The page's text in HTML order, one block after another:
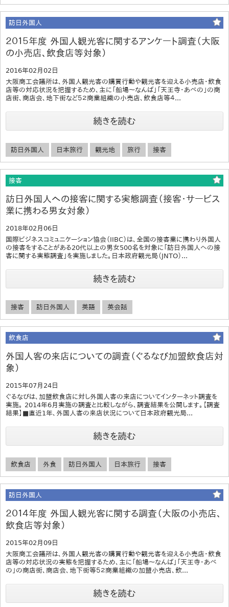
訪日外国人
２０１５年度 外国人観光客に関するアンケート調査（大阪
の小売店、飲食店等対象）
2016年02月02日
大阪商工会議所は、外国人観光客の購買行動や観光客を迎える小売店・飲食
店等の対応状況を把握するため、主に「船場～なんば」「天王寺・あべの」の商
店街、商店会、地下街など５２商業組織の小売店、飲食店等４...
続きを読む
訪日外国人 日本旅行 観光地 旅行 接客
接客
訪日外国人への接客に関する実態調査（接客・サービス
業に携わる男女対象）
2018年02月06日
国際ビジネスコミュニケーション協会（IIBC）は、全国の接客業に携わり外国人
の接客をすることがある20代以上の男女500名を対象に「訪日外国人への接
客に関する実態調査」を実施しました。日本政府観光局（JNTO）...
続きを読む
接客 訪日外国人 英語 英会話
飲食店
外国人客の来店についての調査（ぐるなび加盟飲食店対
象）
2015年07月24日
ぐるなびは、加盟飲食店に対し外国人客の来店についてインターネット調査を
実施。 2014年6月実施の調査と比較しながら、調査結果を公開します。【調査
結果】■直近1年、外国人客の来店状況について日本政府観光局...
続きを読む
飲食店 外食 訪日外国人 日本旅行 接客
訪日外国人
２０１４年度 外国人観光客に関する調査（大阪の小売店、
飲食店等対象）
2015年02月09日
大阪商工会議所は、外国人観光客の購買行動や観光客を迎える小売店・飲食
店等の対応状況の実態を把握するため、主に「船場～なんば」「天王寺・あべ
の」の商店街、商店会、地下街等５２商業組織の加盟小売店、飲...
続きを読む